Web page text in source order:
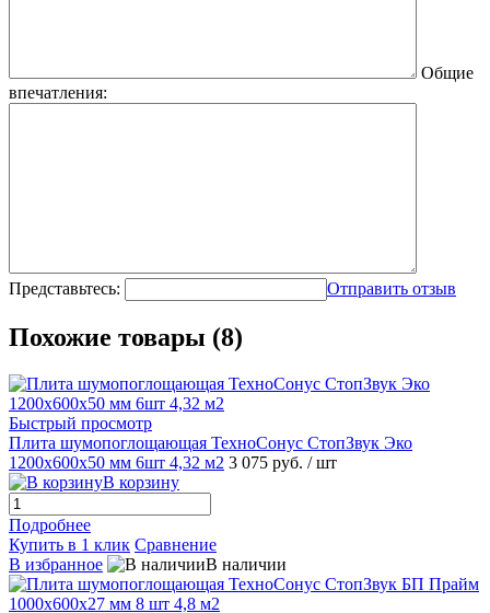
Общие
впечатления:
Представьтесь: Отправить отзыв
Похожие товары (8)
Быстрый просмотр
Плита шумопоглощающая ТехноСонус СтопЗвук Эко
1200х600х50 мм 6шт 4,32 м2 3 075 руб. / шт
В корзину
Подробнее
Купить в 1 клик Сравнение
В избранное
В наличии